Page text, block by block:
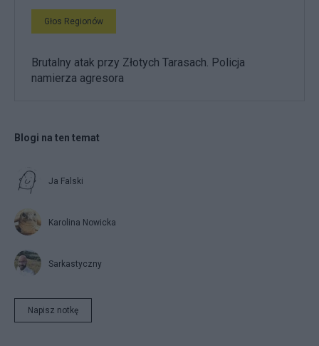
Głos Regionów
Brutalny atak przy Złotych Tarasach. Policja
namierza agresora
Blogi na ten temat
Ja Falski
Karolina Nowicka
Sarkastyczny
Napisz notkę